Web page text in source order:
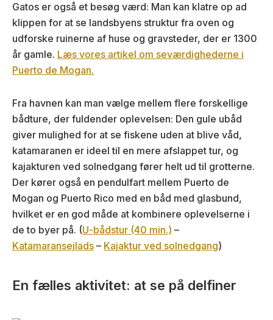
Gatos er også et besøg værd: Man kan klatre op ad
klippen for at se landsbyens struktur fra oven og
udforske ruinerne af huse og gravsteder, der er 1300
år gamle. Læs vores artikel om seværdighederne i
Puerto de Mogan.
Fra havnen kan man vælge mellem flere forskellige
bådture, der fuldender oplevelsen: Den gule ubåd
giver mulighed for at se fiskene uden at blive våd,
katamaranen er ideel til en mere afslappet tur, og
kajakturen ved solnedgang fører helt ud til grotterne.
Der kører også en pendulfart mellem Puerto de
Mogan og Puerto Rico med en båd med glasbund,
hvilket er en god måde at kombinere oplevelserne i
de to byer på. (U-bådstur (40 min.) –
Katamaransejlads – Kajaktur ved solnedgang)
En fælles aktivitet: at se på delfiner